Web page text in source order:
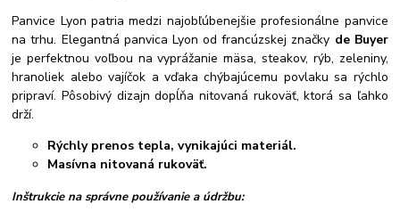
Panvice Lyon patria medzi najobľúbenejšie profesionálne panvice
na trhu. Elegantná panvica Lyon od francúzskej značky de Buyer
je perfektnou voľbou na vyprážanie mäsa, steakov, rýb, zeleniny,
hranoliek alebo vajíčok a vďaka chýbajúcemu povlaku sa rýchlo
pripraví. Pôsobivý dizajn dopĺňa nitovaná rukoväť, ktorá sa ľahko
drží.
Rýchly prenos tepla, vynikajúci materiál.
Masívna nitovaná rukoväť.
Inštrukcie na správne používanie a údržbu: